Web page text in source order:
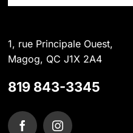
1, rue Principale Ouest,
Magog, QC J1X 2A4
819 843-3345